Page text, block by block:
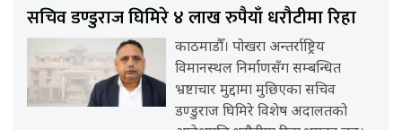
सचिव डण्डुराज घिमिरे ४ लाख रुपैयाँ धरौटीमा रिहा
काठमाडौँ। पोखरा अन्तर्राष्ट्रिय
विमानस्थल निर्माणसँग सम्बन्धित
भ्रष्टाचार मुद्दामा मुछिएका सचिव
डण्डुराज घिमिरे विशेष अदालतको